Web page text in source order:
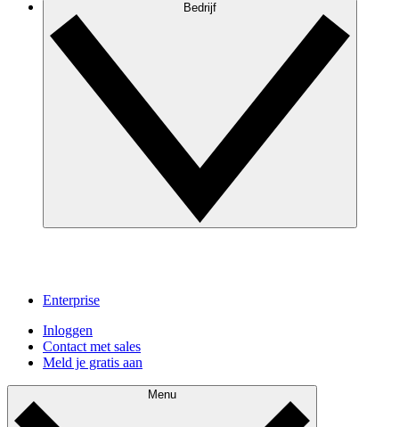
Bedrijf
Enterprise
Inloggen
Contact met sales
Meld je gratis aan
Menu